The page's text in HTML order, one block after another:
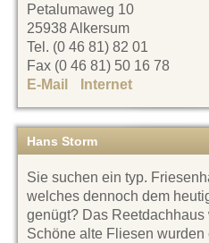
Petalumaweg 10
25938 Alkersum
Tel. (0 46 81) 82 01
Fax (0 46 81) 50 16 78
E-Mail
Internet
Hans Storm
Sie suchen ein typ.
welches dennoch dem
genügt? Das
Schöne alte Fliesen